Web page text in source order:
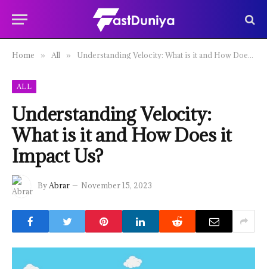
Home » All » Understanding Velocity: What is it and How Does it Impact Us?
ALL
Understanding Velocity:
What is it and How Does it
Impact Us?
ByAbrar November 15, 2023